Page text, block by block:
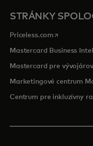
STRÁNKY
Priceless.com opens in a
Mastercard Business
Mastercard pre vývojárov
Marketingové centrum
Centrum pre inkluzívny